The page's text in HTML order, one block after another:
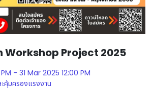
Project 2025
- 31 Mar 2025 12:00 PM
คุ้มครองแรงงาน